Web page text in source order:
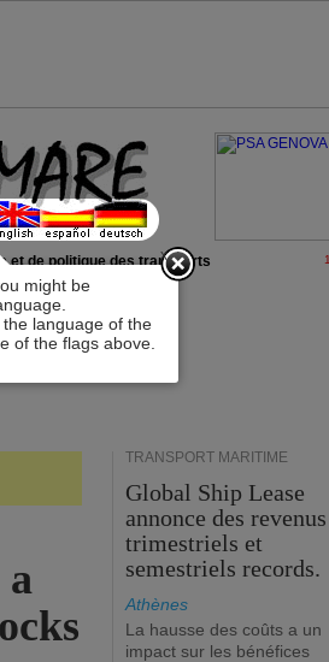
might be
language of the
of the flags above.
x
et de politique des transports
a
TRANSPORT MARITIME
Global Ship Lease
annonce des revenus
trimestriels et
semestriels records.
Athènes
La hausse des coûts a un
impact sur les bénéfices